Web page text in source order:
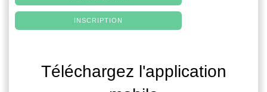
INSCRIPTION
Téléchargez l'application